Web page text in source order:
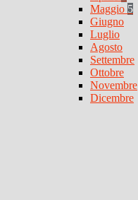
Maggio 5
Giugno
Luglio
Agosto
Settembre
Ottobre
Novembre
Dicembre